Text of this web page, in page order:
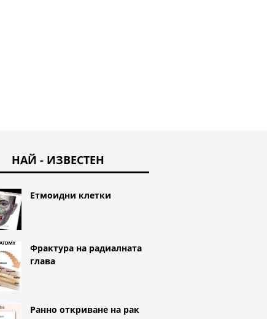
НАЙ - ИЗВЕСТЕН
Етмоидни клетки
Фрактура на радиалната
глава
Ранно откриване на рак